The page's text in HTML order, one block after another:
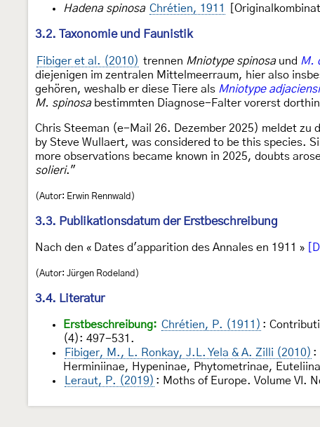
Hadena spinosa Chrétien, 1911
3.2. Taxonomie und Faunistik
Fibiger et al. (2010) trennen Mniotype spinosaund M.
diejenigen im zentralen Mittelmeerraum, hier also
gehören, weshalb er diese Tiere als Mniotype
M. spinosabestimmten Diagnose-Falter vorerst
Chris Steeman (e-Mail 26. Dezember 2025) meldet zu
by Steve Wullaert, was considered to be this species.
more observations became known in 2025, doubts
solieri."
(Autor: Erwin Rennwald)
3.3. Publikationsdatum der Erstbeschreibung
Nach den « Dates d'apparition des Annales en 1911 »
(Autor: Jürgen Rodeland)
3.4. Literatur
Erstbeschreibung: Chrétien, P. (1911) :
(4): 497-531.
Fibiger, M., L. Ronkay, J.L. Yela & A. Zilli (2010) :
Herminiinae, Hypeninae, Phytometrinae,
Leraut, P. (2019) : Moths of Europe. Volume VI.